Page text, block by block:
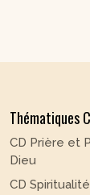
Thématiques
CD Prière et
Dieu
CD Spiritualité